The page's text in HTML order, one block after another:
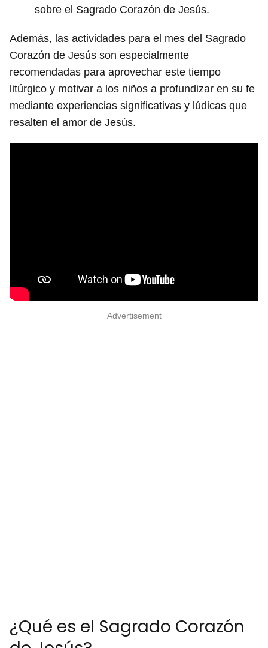
sobre el Sagrado Corazón de Jesús.
Además, las actividades para el mes del Sagrado
Corazón de Jesús son especialmente
recomendadas para aprovechar este tiempo
litúrgico y motivar a los niños a profundizar en su fe
mediante experiencias significativas y lúdicas que
resalten el amor de Jesús.
Advertisement
¿Qué es el Sagrado Corazón